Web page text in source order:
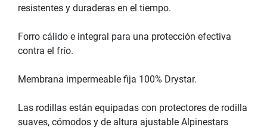
resistentes y duraderas en el tiempo.
Forro cálido e integral para una protección efectiva
contra el frío.
Membrana impermeable fija 100% Drystar.
Las rodillas están equipadas con protectores de rodilla
suaves, cómodos y de altura ajustable Alpinestars